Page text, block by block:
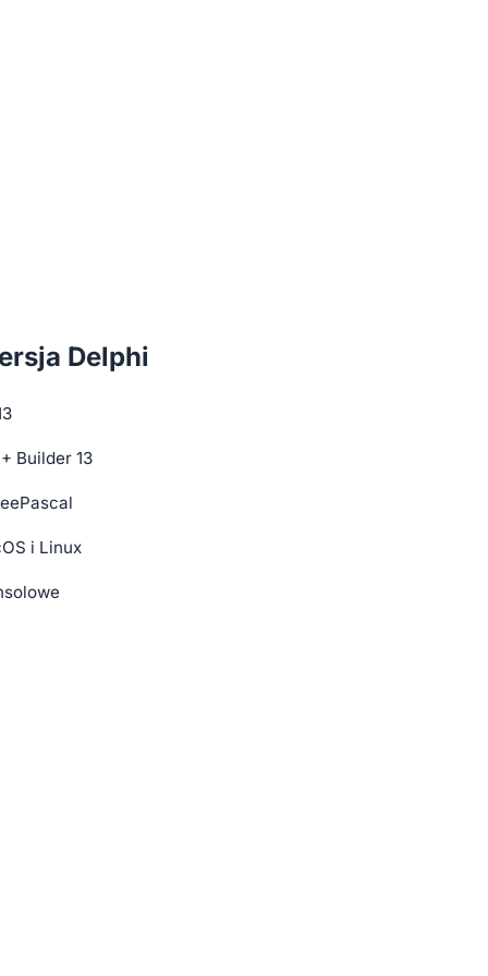
Delphi
Builder 13
i Linux